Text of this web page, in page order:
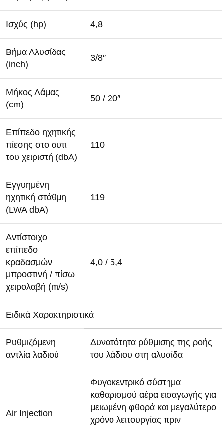
Ισχύς (hp) 4,8
Βήμα Αλυσίδας
(inch)
3/8″
Μήκος Λάμας
(cm)
50 / 20″
Επίπεδο ηχητικής
πίεσης στο αυτι
του χειριστή (dbA)
110
Εγγυημένη
ηχητική στάθμη
(LWA dbA)
119
Αντίστοιχο
επίπεδο
κραδασμών
μπροστινή / πίσω
χειρολαβή (m/s)
4,0 / 5,4
Ειδικά Χαρακτηριστικά
Ρυθμιζόμενη
αντλία λαδιού
Δυνατότητα ρύθμισης της ροής
του λάδιου στη αλυσίδα
Air Injection
Φυγοκεντρικό σύστημα
καθαρισμού αέρα εισαγωγής για
μειωμένη φθορά και μεγαλύτερο
χρόνο λειτουργίας πριν